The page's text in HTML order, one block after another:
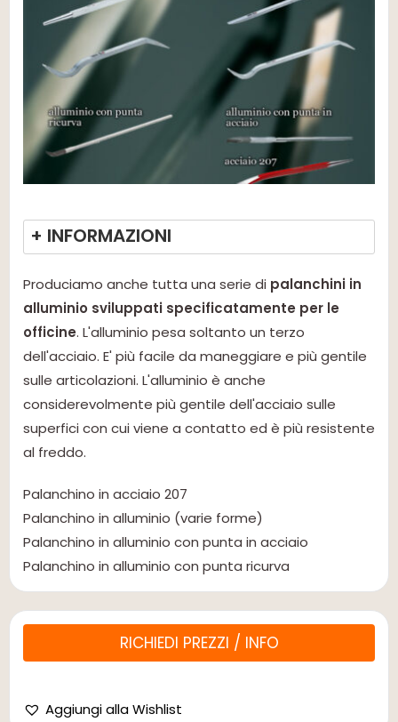
+ INFORMAZIONI
Produciamo anche tutta una serie di palanchini in
alluminio sviluppati specificatamente per le
officine. L'alluminio pesa soltanto un terzo
dell'acciaio. E' più facile da maneggiare e più gentile
sulle articolazioni. L'alluminio è anche
considerevolmente più gentile dell'acciaio sulle
superfici con cui viene a contatto ed è più resistente
al freddo.
Palanchino in acciaio 207
Palanchino in alluminio (varie forme)
Palanchino in alluminio con punta in acciaio
Palanchino in alluminio con punta ricurva
RICHIEDI PREZZI / INFO
Aggiungi alla Wishlist